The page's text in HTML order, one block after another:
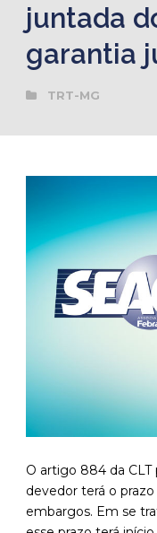
juntada
garantia
TRT-MG
O artigo 884 da CLT
devedor terá o
embargos. Em se